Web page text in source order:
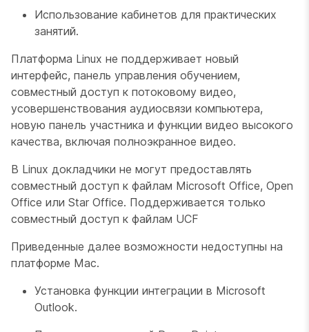
Использование кабинетов для практических
занятий.
Платформа Linux не поддерживает новый
интерфейс, панель управления обучением,
совместный доступ к потоковому видео,
усовершенствования аудиосвязи компьютера,
новую панель участника и функции видео высокого
качества, включая полноэкранное видео.
В Linux докладчики не могут предоставлять
совместный доступ к файлам Microsoft Office, Open
Office или Star Office. Поддерживается только
совместный доступ к файлам UCF
Приведенные далее возможности недоступны на
платформе Mac.
Установка функции интеграции в Microsoft
Outlook.